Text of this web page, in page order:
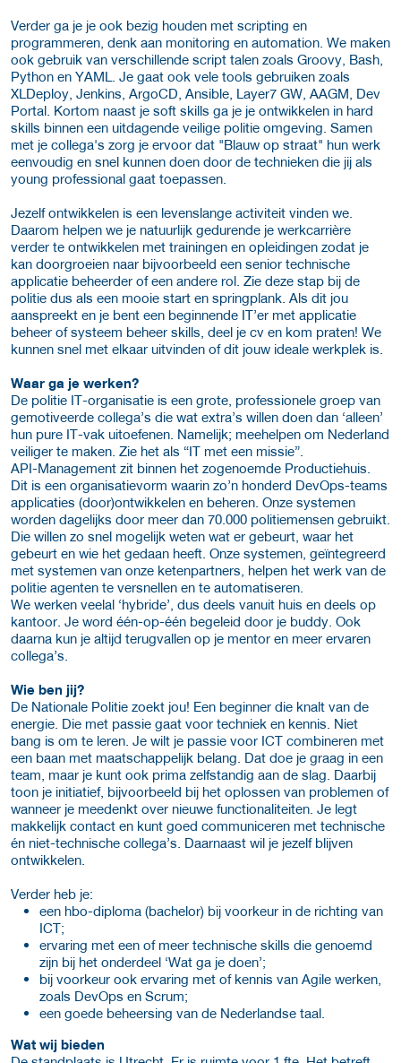
Verder ga je je ook bezig houden met scripting en
programmeren, denk aan monitoring en automation. We maken
ook gebruik van verschillende script talen zoals Groovy, Bash,
Python en YAML. Je gaat ook vele tools gebruiken zoals
XLDeploy, Jenkins, ArgoCD, Ansible, Layer7 GW, AAGM, Dev
Portal. Kortom naast je soft skills ga je je ontwikkelen in hard
skills binnen een uitdagende veilige politie omgeving. Samen
met je collega's zorg je ervoor dat "Blauw op straat" hun werk
eenvoudig en snel kunnen doen door de technieken die jij als
young professional gaat toepassen.
Jezelf ontwikkelen is een levenslange activiteit vinden we.
Daarom helpen we je natuurlijk gedurende je werkcarrière
verder te ontwikkelen met trainingen en opleidingen zodat je
kan doorgroeien naar bijvoorbeeld een senior technische
applicatie beheerder of een andere rol. Zie deze stap bij de
politie dus als een mooie start en springplank. Als dit jou
aanspreekt en je bent een beginnende IT’er met applicatie
beheer of systeem beheer skills, deel je cv en kom praten! We
kunnen snel met elkaar uitvinden of dit jouw ideale werkplek is.
Waar ga je werken?
De politie IT-organisatie is een grote, professionele groep van
gemotiveerde collega’s die wat extra’s willen doen dan ‘alleen’
hun pure IT-vak uitoefenen. Namelijk; meehelpen om Nederland
veiliger te maken. Zie het als “IT met een missie”.
API-Management zit binnen het zogenoemde Productiehuis.
Dit is een organisatievorm waarin zo’n honderd DevOps-teams
applicaties (door)ontwikkelen en beheren. Onze systemen
worden dagelijks door meer dan 70.000 politiemensen gebruikt.
Die willen zo snel mogelijk weten wat er gebeurt, waar het
gebeurt en wie het gedaan heeft. Onze systemen, geïntegreerd
met systemen van onze ketenpartners, helpen het werk van de
politie agenten te versnellen en te automatiseren.
We werken veelal ‘hybride’, dus deels vanuit huis en deels op
kantoor. Je word één-op-één begeleid door je buddy. Ook
daarna kun je altijd terugvallen op je mentor en meer ervaren
collega’s.
Wie ben jij?
De Nationale Politie zoekt jou! Een beginner die knalt van de
energie. Die met passie gaat voor techniek en kennis. Niet
bang is om te leren. Je wilt je passie voor ICT combineren met
een baan met maatschappelijk belang. Dat doe je graag in een
team, maar je kunt ook prima zelfstandig aan de slag. Daarbij
toon je initiatief, bijvoorbeeld bij het oplossen van problemen of
wanneer je meedenkt over nieuwe functionaliteiten. Je legt
makkelijk contact en kunt goed communiceren met technische
én niet-technische collega’s. Daarnaast wil je jezelf blijven
ontwikkelen.
Verder heb je:
een hbo-diploma (bachelor) bij voorkeur in de richting van
ICT;
ervaring met een of meer technische skills die genoemd
zijn bij het onderdeel ‘Wat ga je doen’;
bij voorkeur ook ervaring met of kennis van Agile werken,
zoals DevOps en Scrum;
een goede beheersing van de Nederlandse taal.
Wat wij bieden